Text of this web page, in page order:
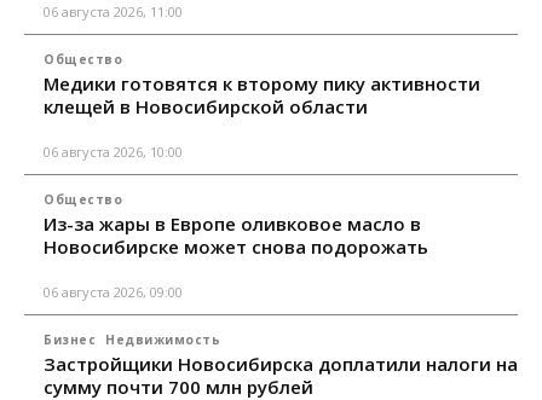
06 августа 2026, 11:00
Общество
Медики готовятся к второму пику активности
клещей в Новосибирской области
06 августа 2026, 10:00
Общество
Из-за жары в Европе оливковое масло в
Новосибирске может снова подорожать
06 августа 2026, 09:00
Бизнес Недвижимость
Застройщики Новосибирска доплатили налоги на
сумму почти 700 млн рублей